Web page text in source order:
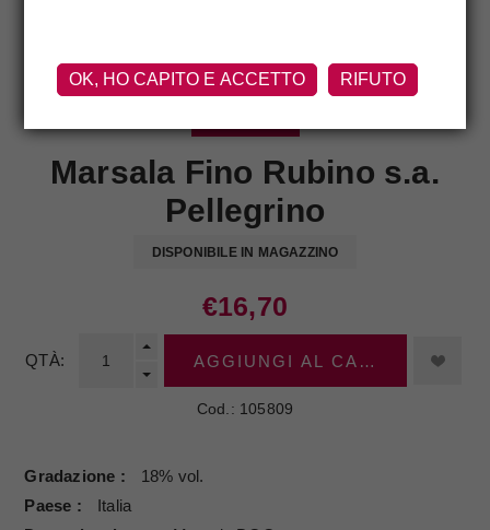
Marsala Fino Rubino s.a.
Pellegrino
DISPONIBILE IN MAGAZZINO
€16,70
QTÀ: AGGIUNGI AL CARRELLO
Cod.: 105809
Gradazione
18% vol.
Paese
Italia
OK, HO CAPITO E ACCETTO RIFUTO